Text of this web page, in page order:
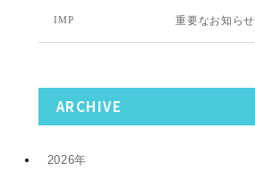
IMP 重要なお知らせ
ARCHIVE
2026年